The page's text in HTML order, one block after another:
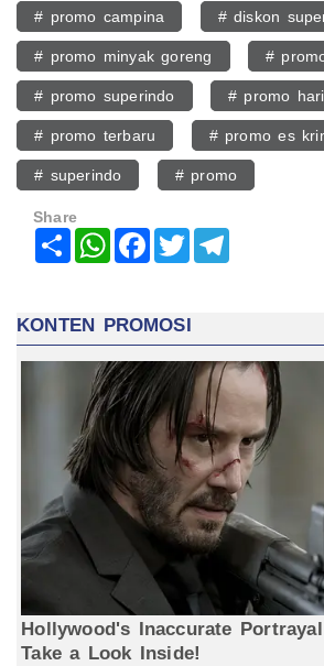
# promo campina # diskon
# promo minyak goreng #
# promo superindo # promo
# promo terbaru # promo es
# superindo # promo
Share
Share WhatsAppFacebook
Twitter